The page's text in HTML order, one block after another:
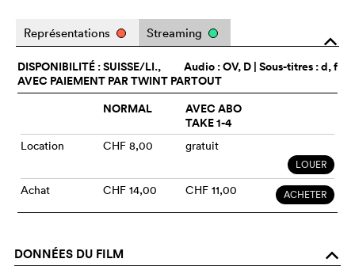
o
Représentations Streaming
Audio :OV, D | Sous-titres : d, f
DISPONIBILITÉ : SUISSE/LI.,
AVEC PAIEMENT PAR TWINT PARTOUT
NORMAL
AVEC ABO
TAKE 1-4
Location CHF 8,00 gratuit
LOUER
Achat CHF 14,00 CHF 11,00 ACHETER
DONNÉES DU FILM o